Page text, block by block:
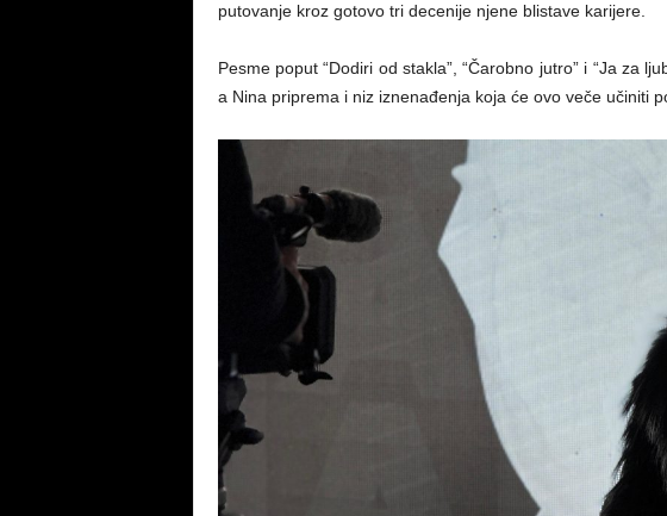
putovanje kroz gotovo tri decenije njene blistave karijere.
Pesme poput “Dodiri od stakla”, “Čarobno jutro” i “Ja za
a Nina priprema i niz iznenađenja koja će ovo veče učiniti